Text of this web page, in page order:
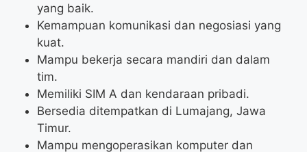
yang baik.
Kemampuan komunikasi dan negosiasi yang
kuat.
Mampu bekerja secara mandiri dan dalam
tim.
Memiliki SIM A dan kendaraan pribadi.
Bersedia ditempatkan di Lumajang, Jawa
Timur.
Mampu mengoperasikan komputer dan